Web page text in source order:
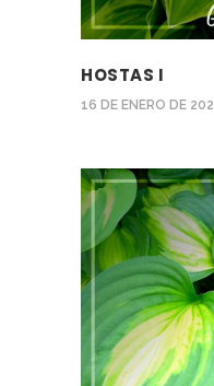
HOSTAS I
16 DE ENERO DE